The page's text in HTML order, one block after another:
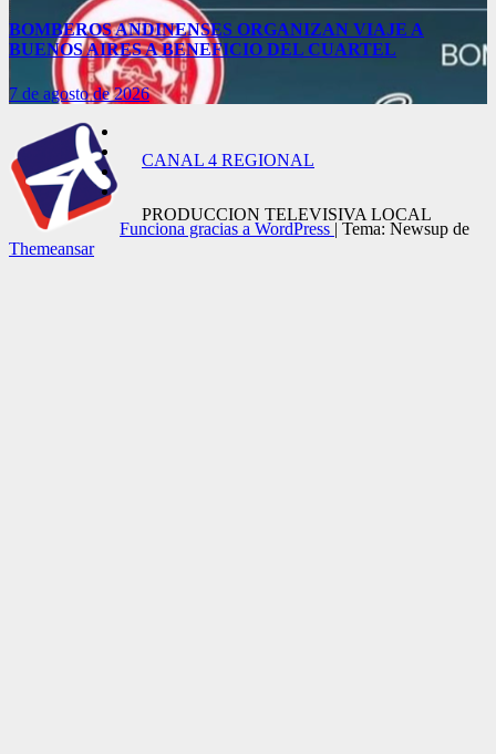
BOMBEROS ANDINENSES ORGANIZAN VIAJE A
BUENOS AIRES A BENEFICIO DEL CUARTEL
7 de agosto de 2026
CANAL 4 REGIONAL
PRODUCCION TELEVISIVA LOCAL
Funciona gracias a WordPress | Tema: Newsup de
Themeansar